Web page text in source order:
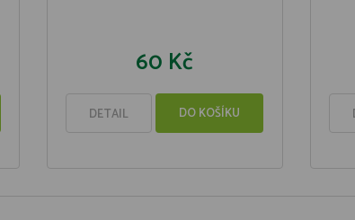
60 Kč
DETAIL DO KOŠÍKU